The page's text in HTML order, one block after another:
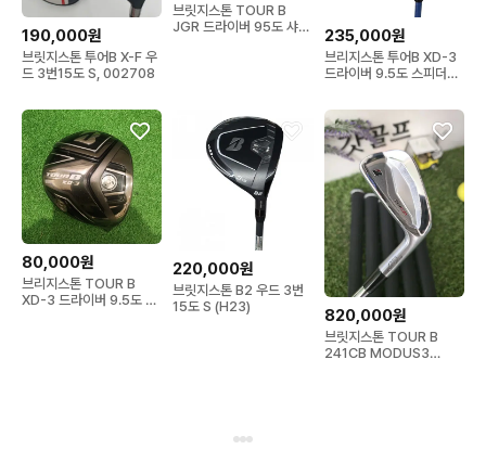
190,000원
브릿지스톤 투어B X-F 우
드 3번15도 S, 002708
브릿지스톤 TOUR B
JGR 드라이버 95도 샤프
235,000원
브리지스톤 투어B XD-3
드라이버 9.5도 스피더에
80,000원
브리지스톤 TOUR B
XD-3 드라이버 9.5도 헤
220,000원
브릿지스톤 B2 우드 3번
15도 S (H23)
820,000원
브릿지스톤 TOUR B
241CB MODUS3